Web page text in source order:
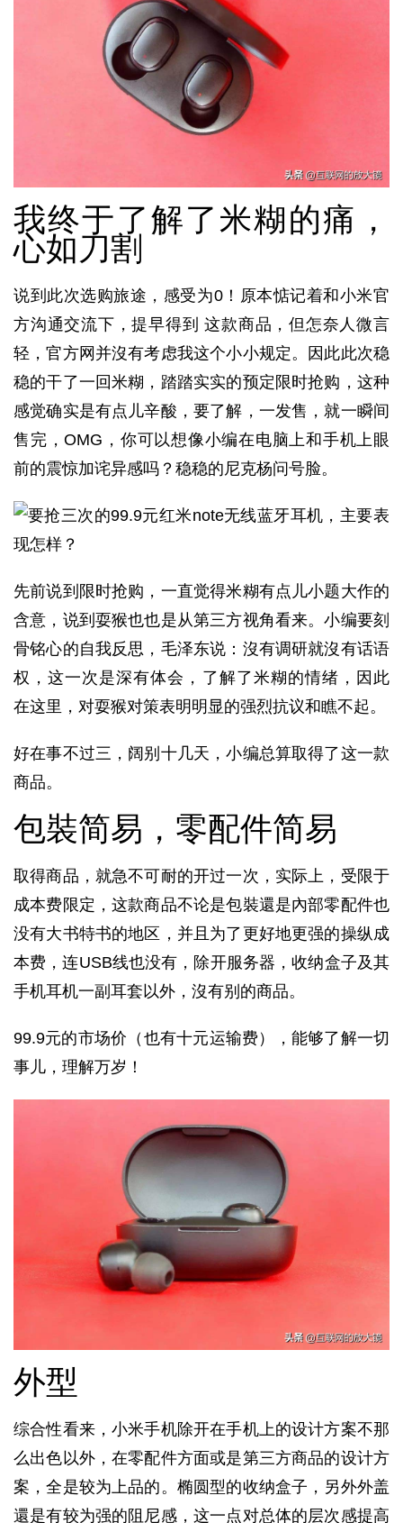
我终于了解了米糊的痛，
心如刀割
说到此次选购旅途，感受为0！原本惦记着和小米官
方沟通交流下，提早得到 这款商品，但怎奈人微言
轻，官方网并沒有考虑我这个小小规定。因此此次稳
稳的干了一回米糊，踏踏实实的预定限时抢购，这种
感觉确实是有点儿辛酸，要了解，一发售，就一瞬间
售完，OMG，你可以想像小编在电脑上和手机上眼
前的震惊加诧异感吗？稳稳的尼克杨问号脸。
先前说到限时抢购，一直觉得米糊有点儿小题大作的
含意，说到耍猴也也是从第三方视角看来。小编要刻
骨铭心的自我反思，毛泽东说：沒有调研就沒有话语
权，这一次是深有体会，了解了米糊的情绪，因此
在这里，对耍猴对策表明明显的强烈抗议和瞧不起。
好在事不过三，阔别十几天，小编总算取得了这一款
商品。
包裝简易，零配件简易
取得商品，就急不可耐的开过一次，实际上，受限于
成本费限定，这款商品不论是包裝還是內部零配件也
没有大书特书的地区，并且为了更好地更强的操纵成
本费，连USB线也没有，除开服务器，收纳盒子及其
手机耳机一副耳套以外，沒有别的商品。
99.9元的市场价（也有十元运输费），能够了解一切
事儿，理解万岁！
外型
综合性看来，小米手机除开在手机上的设计方案不那
么出色以外，在零配件方面或是第三方商品的设计方
案，全是较为上品的。椭圆型的收纳盒子，另外外盖
還是有较为强的阻尼感，这一点对总体的层次感提高